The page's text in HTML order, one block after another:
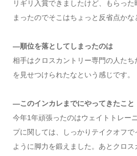
リギリ入賞できましたけど、もらっ
まったのでそこはちょっと反省点かな
―順位を落としてしまったのは
相手はクロスカントリー専門の人た
を見せつけられたなという感じです。
―このインカレまでにやってきたこと
今年1年頑張ったのはウェイトトレー
プに関しては、しっかりテイクオフ
ように脚力を鍛えました。あとクロ